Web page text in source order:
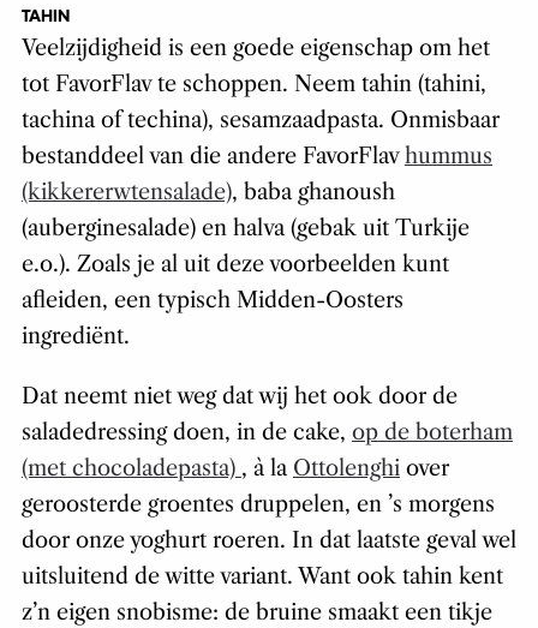
TAHIN
Veelzijdigheid is een goede eigenschap om het
tot FavorFlav te schoppen. Neem tahin (tahini,
tachina of techina), sesamzaadpasta. Onmisbaar
bestanddeel van die andere FavorFlavhummus
(kikkererwtensalade), baba ghanoush
(auberginesalade) en halva (gebak uit Turkije
e.o.). Zoals je al uit deze voorbeelden kunt
afleiden, een typisch Midden-Oosters
ingrediënt.
Dat neemt niet weg dat wij het ook door de
saladedressing doen, in de cake, op de boterham
(met chocoladepasta) , à la Ottolenghiover
geroosterde groentes druppelen, en ’s morgens
door onze yoghurt roeren. In dat laatste geval wel
uitsluitend de witte variant. Want ook tahin kent
z’n eigen snobisme: de bruine smaakt een tikje